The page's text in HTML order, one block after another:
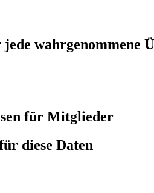
wahrgenommene
für Mitglieder
diese Daten